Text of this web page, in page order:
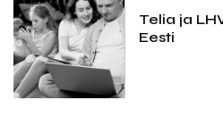
Telia ja
Eesti